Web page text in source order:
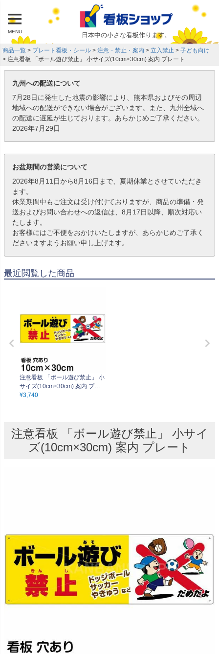
MENU 日本中の小さな看板作ります。
商品一覧 プレート看板・シール 注意・禁止・案内 立入禁止
子ども向け
注意看板 「ボール遊び禁止」 小サイズ(10cm×30cm) 案内 プレート
九州への配送について
7月28日に発生した地震の影響により、熊本県およびその周辺
地域への配送ができない場合がございます。また、九州全域へ
の配送に遅延が生じております。あらかじめご了承ください。
2026年7月29日
お盆期間の営業について
2026年8月11日から8月16日まで、夏期休業とさせていただき
ます。
休業期間中もご注文は受け付けておりますが、商品の準備・発
送およびお問い合わせへの返信は、8月17日以降、順次対応い
たします。
お客様にはご不便をおかけいたしますが、あらかじめご了承く
ださいますようお願い申し上げます。
最近閲覧した商品
注意看板 「ボール遊び禁止」 小
サイズ(10cm×30cm) 案内 プレ
ート
¥3,740
注意看板 「ボール遊び禁止」 小サイ
ズ(10cm×30cm) 案内 プレート